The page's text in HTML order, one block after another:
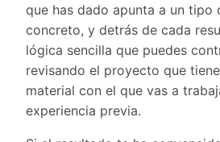
que has dado apunta a un tipo
concreto, y detrás de cada
lógica sencilla que puedes
revisando el proyecto que
material con el que vas a
experiencia previa.